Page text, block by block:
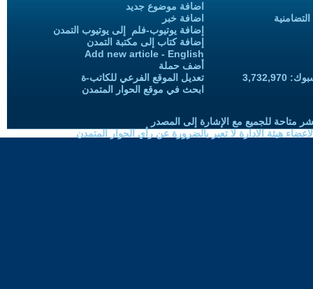
اضافة موضوع جديد
اضافة خبر
إضافة يوتيوب-فلم إلى يوتيوب التمدن
إضافة كتاب إلى مكتبة التمدن
Add new article - English
أضف حملة
تعديل الموقع الفرعي للكاتب-ة
ابحث في موقع الحوار المتمدن
متاحة للجميع مع الإشارة إلى المصدر
هيئة الادارة لا تعبر بالضرورة عن رأي الحوار المتمدن